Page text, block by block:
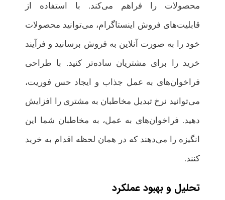
محصولات را فراهم می‌کند. با استفاده از
قابلیت‌های فروش اینستاگرام، می‌توانید محصولات
خود را به صورت آنلاین به فروش برسانید و فرآیند
خرید را برای مشتریان ساده‌تر کنید. با طراحی
فراخوان‌های به عمل جذاب و ایجاد حس فوریت،
می‌توانید نرخ تبدیل مخاطبان به مشتری را افزایش
دهید. فراخوان‌های به عمل، به مخاطبان شما این
انگیزه را می‌دهند که در همان لحظه اقدام به خرید
کنند.
تحلیل و بهبود عملکرد